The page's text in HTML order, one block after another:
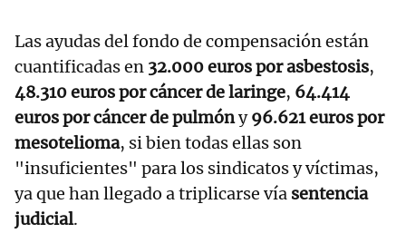
Las ayudas del fondo de compensación están
cuantificadas en 32.000 euros por asbestosis,
48.310 euros por cáncer de laringe, 64.414
euros por cáncer de pulmóny96.621 euros por
mesotelioma, si bien todas ellas son
"insuficientes" para los sindicatos y víctimas,
ya que han llegado a triplicarse vía sentencia
judicial.